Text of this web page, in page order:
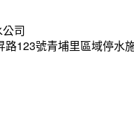
司
路123號青埔里區域停水